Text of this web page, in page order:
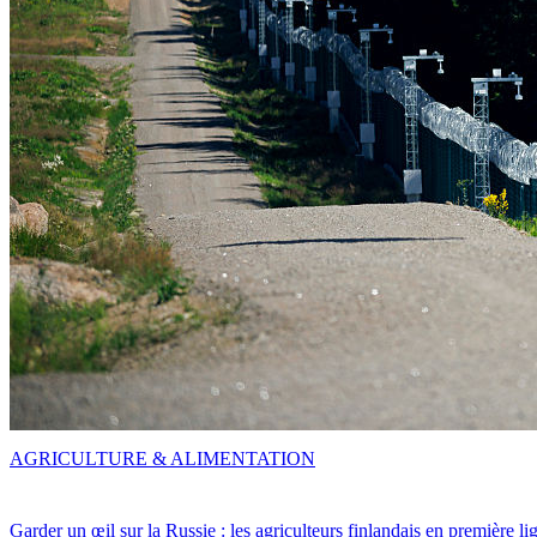
Garder un œil sur la Russie : les agriculteurs finlandais en première
AGRICULTURE & ALIMENTATION